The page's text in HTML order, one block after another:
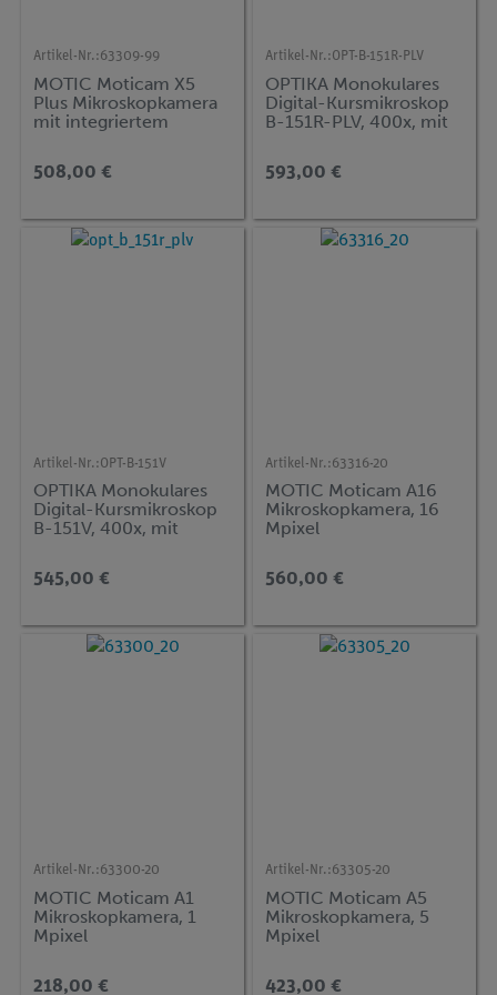
Artikel-Nr.:63309-99
MOTIC Moticam X5
Plus Mikroskopkamera
mit integriertem
Mpixel
508,00 €
Artikel-Nr.:OPT-B-151R-PLV
OPTIKA Monokulares
Digital-Kursmikroskop
B-151R-PLV, 400x, mit
593,00 €
Artikel-Nr.:OPT-B-151V
OPTIKA Monokulares
Digital-Kursmikroskop
B-151V, 400x, mit
545,00 €
Artikel-Nr.:63316-20
MOTIC Moticam A16
Mikroskopkamera, 16
Mpixel
560,00 €
Artikel-Nr.:63300-20
MOTIC Moticam A1
Mikroskopkamera, 1
Mpixel
218,00 €
Artikel-Nr.:63305-20
MOTIC Moticam A5
Mikroskopkamera, 5
Mpixel
423,00 €